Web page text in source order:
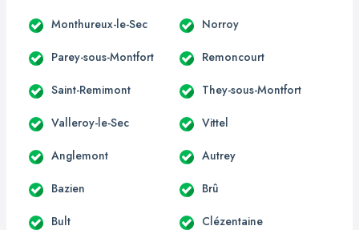
Monthureux-le-Sec Norroy
Parey-sous-Montfort Remoncourt
Saint-Remimont They-sous-Montfort
Valleroy-le-Sec Vittel
Anglemont Autrey
Bazien Brû
Bult Clézentaine